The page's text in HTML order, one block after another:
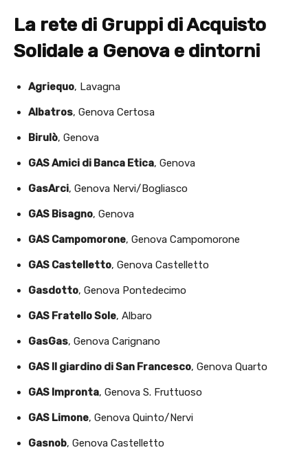
La rete di Gruppi di Acquisto
Solidale a Genova e dintorni
Agriequo, Lavagna
Albatros, Genova Certosa
Birulò, Genova
GAS Amici di Banca Etica, Genova
GasArci, Genova Nervi/Bogliasco
GAS Bisagno, Genova
GAS Campomorone, Genova Campomorone
GAS Castelletto, Genova Castelletto
Gasdotto, Genova Pontedecimo
GAS Fratello Sole, Albaro
GasGas, Genova Carignano
GAS Il giardino di San Francesco, Genova Quarto
GAS Impronta, Genova S. Fruttuoso
GAS Limone, Genova Quinto/Nervi
Gasnob, Genova Castelletto